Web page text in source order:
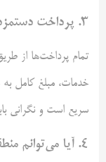
3. پرداخت
تمام پرداخت‌ها از
خدمات، مبلغ کامل
سریع است و نگرانی
4. آیا می‌توانم